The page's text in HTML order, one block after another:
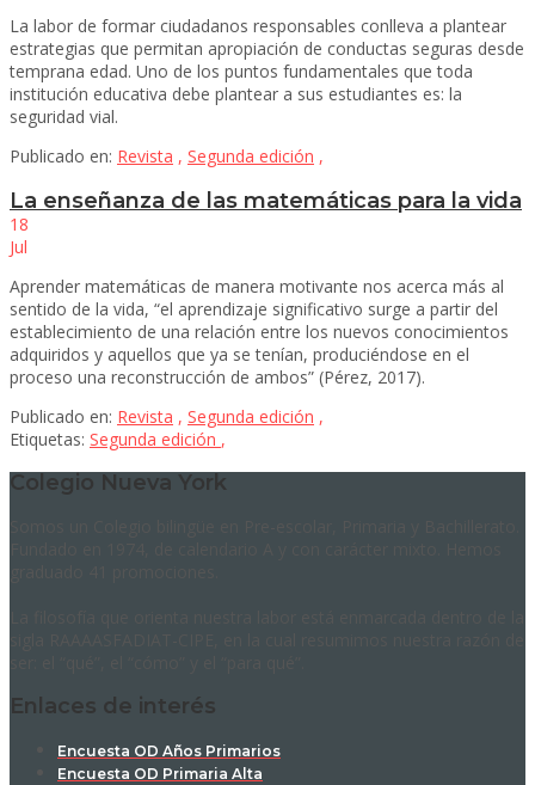
La labor de formar ciudadanos responsables conlleva a plantear
estrategias que permitan apropiación de conductas seguras desde
temprana edad. Uno de los puntos fundamentales que toda
institución educativa debe plantear a sus estudiantes es: la
seguridad vial.
Publicado en: Revista , Segunda edición ,
La enseñanza de las matemáticas para la vida
18
Jul
Aprender matemáticas de manera motivante nos acerca más al
sentido de la vida, “el aprendizaje significativo surge a partir del
establecimiento de una relación entre los nuevos conocimientos
adquiridos y aquellos que ya se tenían, produciéndose en el
proceso una reconstrucción de ambos” (Pérez, 2017).
Publicado en: Revista , Segunda edición ,
Etiquetas: Segunda edición ,
Colegio Nueva York
Enlaces de interés
Encuesta OD Años Primarios
Encuesta OD Primaria Alta